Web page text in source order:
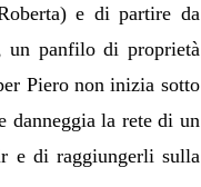
e di partire da
un panfilo di proprietà
Piero non inizia sotto
danneggia la rete di un
e di raggiungerli sulla